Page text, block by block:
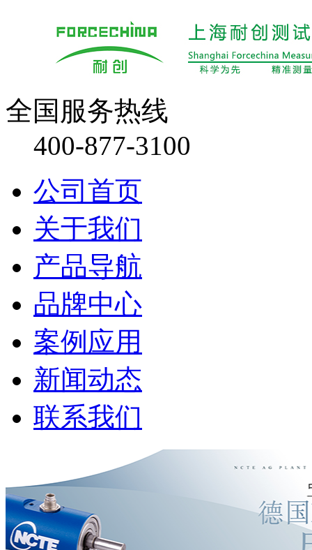
全国服务热线
400-877-3100
公司首页
关于我们
产品导航
品牌中心
案例应用
新闻动态
联系我们